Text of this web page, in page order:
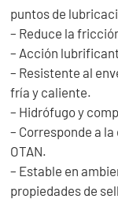
puntos de
– Reduce la
– Acción
– Resistente al
fría y caliente.
– Hidrófugo y
– Corresponde a
OTAN.
– Estable en
propiedades de